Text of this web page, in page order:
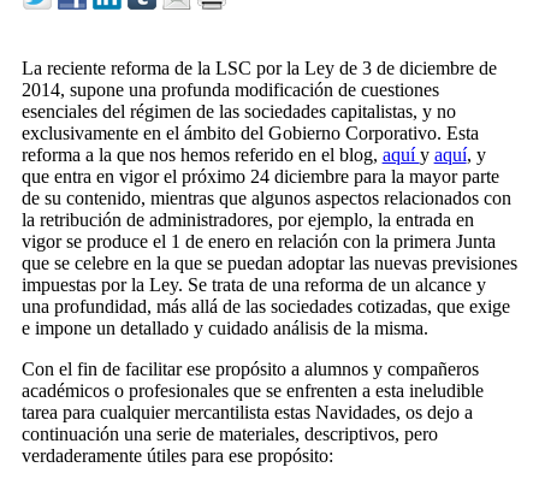
La reciente reforma de la LSC por la Ley de 3 de diciembre de
2014, supone una profunda modificación de cuestiones
esenciales del régimen de las sociedades capitalistas, y no
exclusivamente en el ámbito del Gobierno Corporativo. Esta
reforma a la que nos hemos referido en el blog, aquíy aquí, y
que entra en vigor el próximo 24 diciembre para la mayor parte
de su contenido, mientras que algunos aspectos relacionados con
la retribución de administradores, por ejemplo, la entrada en
vigor se produce el 1 de enero en relación con la primera Junta
que se celebre en la que se puedan adoptar las nuevas previsiones
impuestas por la Ley. Se trata de una reforma de un alcance y
una profundidad, más allá de las sociedades cotizadas, que exige
e impone un detallado y cuidado análisis de la misma.
Con el fin de facilitar ese propósito a alumnos y compañeros
académicos o profesionales que se enfrenten a esta ineludible
tarea para cualquier mercantilista estas Navidades, os dejo a
continuación una serie de materiales, descriptivos, pero
verdaderamente útiles para ese propósito: